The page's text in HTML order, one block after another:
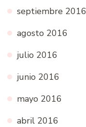
septiembre 2016
agosto 2016
julio 2016
junio 2016
mayo 2016
abril 2016